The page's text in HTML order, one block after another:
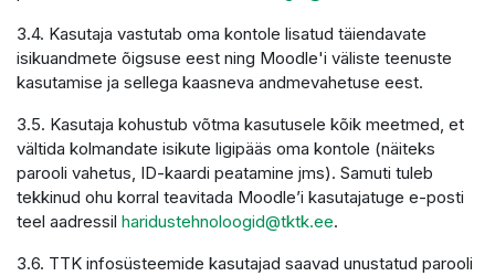
3.4. Kasutaja vastutab oma kontole lisatud täiendavate
isikuandmete õigsuse eest ning Moodle'i väliste teenuste
kasutamise ja sellega kaasneva andmevahetuse eest.
3.5. Kasutaja kohustub võtma kasutusele kõik meetmed, et
vältida kolmandate isikute ligipääs oma kontole (näiteks
parooli vahetus, ID-kaardi peatamine jms). Samuti tuleb
tekkinud ohu korral teavitada Moodle’i kasutajatuge e-posti
teel aadressil haridustehnoloogid@tktk.ee.
3.6. TTK infosüsteemide kasutajad saavad unustatud parooli